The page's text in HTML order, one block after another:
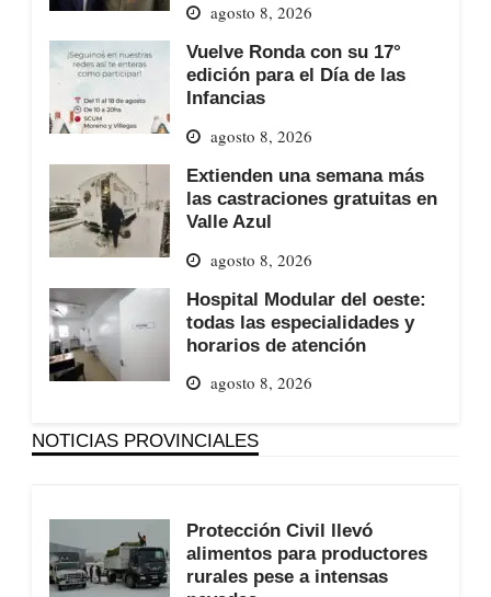
agosto 8, 2026
Vuelve Ronda con su 17°
edición para el Día de las
Infancias
agosto 8, 2026
Extienden una semana más
las castraciones gratuitas en
Valle Azul
agosto 8, 2026
Hospital Modular del oeste:
todas las especialidades y
horarios de atención
agosto 8, 2026
NOTICIAS PROVINCIALES
Protección Civil llevó
alimentos para productores
rurales pese a intensas